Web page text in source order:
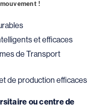
!
et efficaces
de Transport
de production efficaces
ou centre de